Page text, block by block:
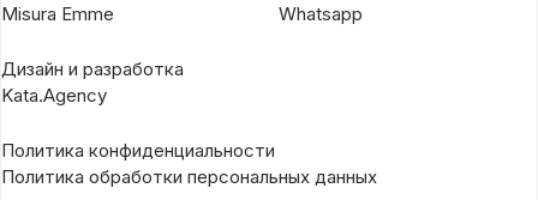
Misura Emme
Whatsapp
Дизайн и разработка
Kata.Agency
Политика конфиденциальности
Политика обработки персональных данных